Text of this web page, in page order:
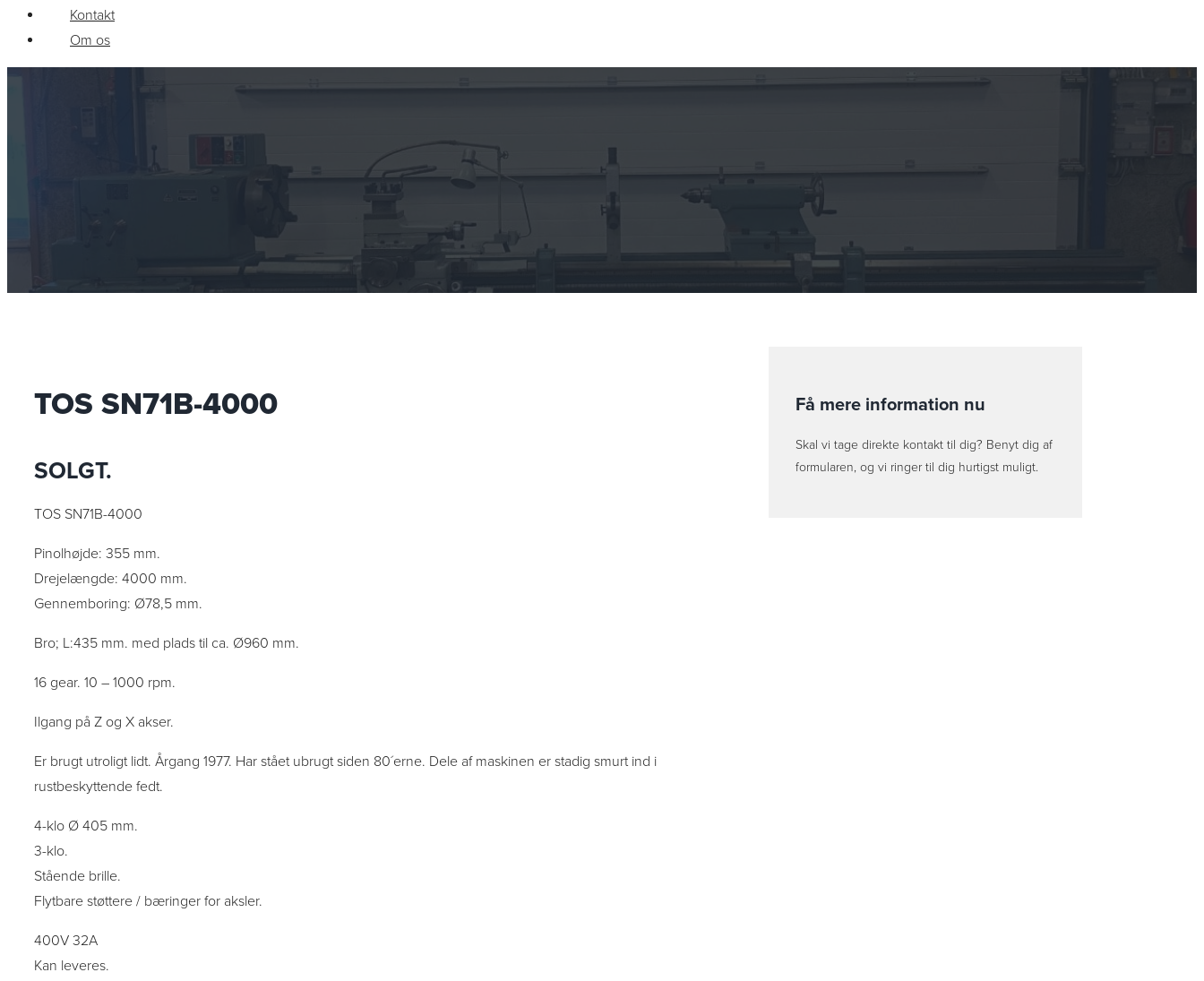
Kontakt
Om os
TOS SN71B-4000
SOLGT.
TOS SN71B-4000
Pinolhøjde: 355 mm.
Drejelængde: 4000 mm.
Gennemboring: Ø78,5 mm.
Bro; L:435 mm. med plads til ca. Ø960 mm.
16 gear. 10 – 1000 rpm.
Ilgang på Z og X akser.
Er brugt utroligt lidt. Årgang 1977. Har stået ubrugt siden 80´erne. Dele af maskinen er stadig smurt ind i
rustbeskyttende fedt.
4-klo Ø 405 mm.
3-klo.
Stående brille.
Flytbare støttere / bæringer for aksler.
400V 32A
Kan leveres.
Få mere information nu
Skal vi tage direkte kontakt til dig? Benyt dig af
formularen, og vi ringer til dig hurtigst muligt.